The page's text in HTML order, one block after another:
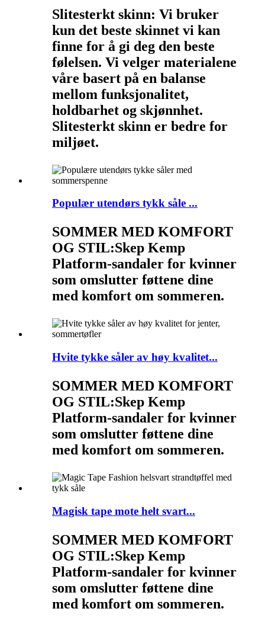
Slitesterkt skinn: Vi bruker
kun det beste skinnet vi kan
finne for å gi deg den beste
følelsen. Vi velger materialene
våre basert på en balanse
mellom funksjonalitet,
holdbarhet og skjønnhet.
Slitesterkt skinn er bedre for
miljøet.
Populær utendørs tykk såle ...
SOMMER MED KOMFORT
OG STIL:Skep Kemp
Platform-sandaler for kvinner
som omslutter føttene dine
med komfort om sommeren.
Hvite tykke såler av høy kvalitet...
SOMMER MED KOMFORT
OG STIL:Skep Kemp
Platform-sandaler for kvinner
som omslutter føttene dine
med komfort om sommeren.
Magisk tape mote helt svart...
SOMMER MED KOMFORT
OG STIL:Skep Kemp
Platform-sandaler for kvinner
som omslutter føttene dine
med komfort om sommeren.